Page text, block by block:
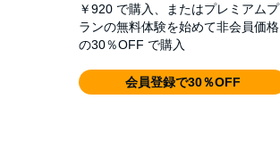
￥920 で購入、またはプレミアムプ
ランの無料体験を始めて非会員価格
の30％OFF で購入
会員登録で30％OFF